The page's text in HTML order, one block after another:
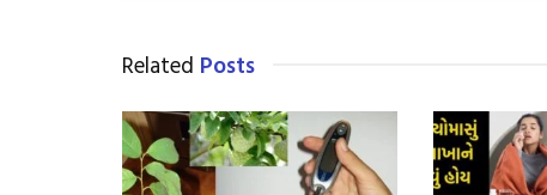
Related Posts